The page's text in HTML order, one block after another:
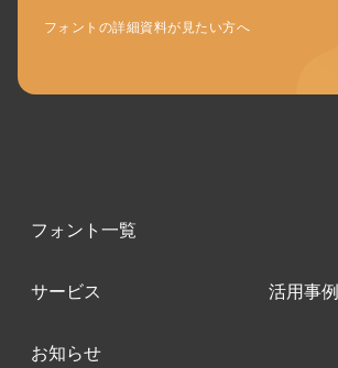
フォントの詳細資料が見たい方へ
フォント一覧
サービス 活用事例
お知らせ